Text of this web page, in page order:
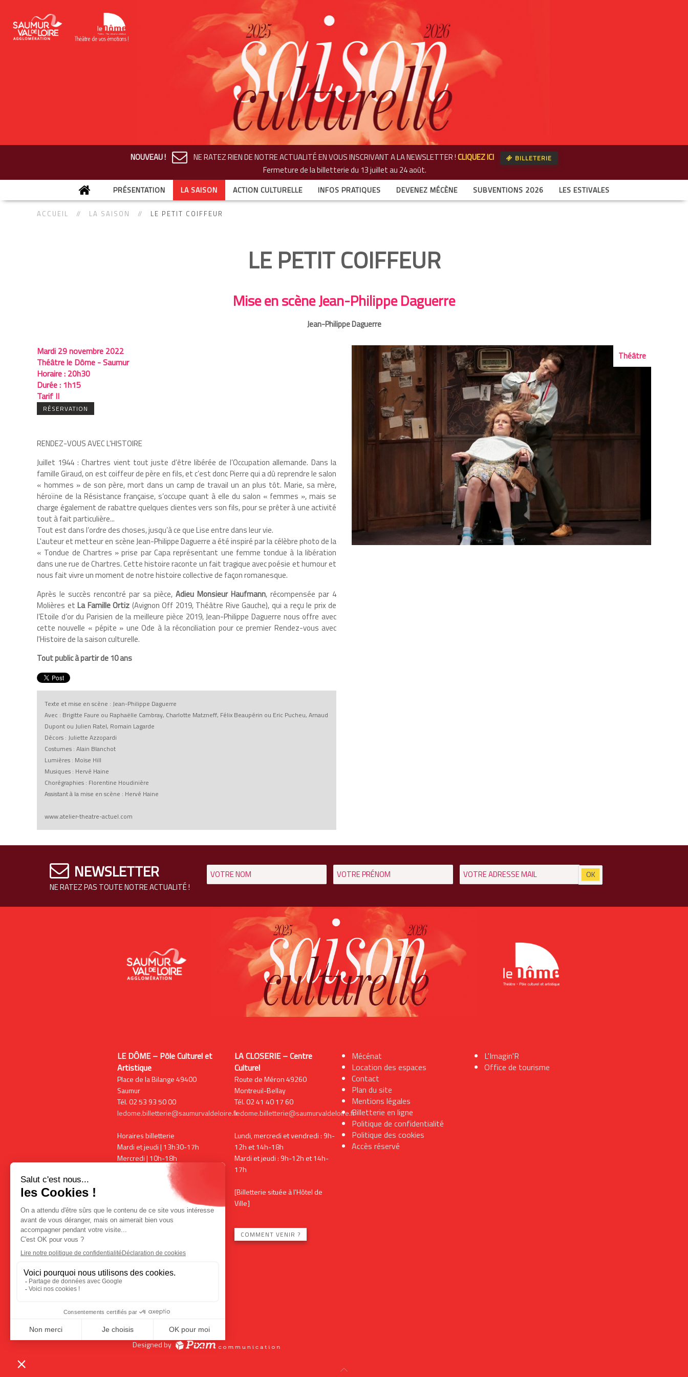
NOUVEAU ! NE RATEZ RIEN DE NOTRE ACTUALITÉ EN VOUS INSCRIVANT A LA NEWSLETTER !CLIQUEZ ICI BILLETERIE
Fermeture de la billetteriedu 13 juillet au 24 août.
PRÉSENTATION LA SAISON ACTION CULTURELLE INFOS PRATIQUES DEVENEZ MÉCÈNE SUBVENTIONS 2026 LES ESTIVALES
ACCUEIL LA SAISON LE PETIT COIFFEUR
LE PETIT COIFFEUR
Mise en scène Jean-Philippe Daguerre
Jean-Philippe Daguerre
Mardi 29 novembre 2022
Théâtre le Dôme - Saumur
Horaire : 20h30
Durée : 1h15
Tarif II
RÉSERVATION
RENDEZ-VOUS AVEC L'HISTOIRE
Juillet 1944 : Chartres vient tout juste d’être libérée de l’Occupation allemande. Dans la
famille Giraud, on est coiffeur de père en fils, et c’est donc Pierre qui a dû reprendre le salon
« hommes » de son père, mort dans un camp de travail un an plus tôt. Marie, sa mère,
héroïne de la Résistance française, s’occupe quant à elle du salon « femmes », mais se
charge également de rabattre quelques clientes vers son fils, pour se prêter à une activité
tout à fait particulière...
Tout est dans l’ordre des choses, jusqu’à ce que Lise entre dans leur vie.
L'auteur et metteur en scène Jean-Philippe Daguerre a été inspiré par la célèbre photo de la
« Tondue de Chartres » prise par Capa représentant une femme tondue à la libération
dans une rue de Chartres. Cette histoire raconte un fait tragique avec poésie et humour et
nous fait vivre un moment de notre histoire collective de façon romanesque.
Après le succès rencontré par sa pièce, Adieu Monsieur Haufmann, récompensée par 4
Molières et La Famille Ortiz (Avignon Off 2019, Théâtre Rive Gauche), qui a reçu le prix de
l’Etoile d’or du Parisien de la meilleure pièce 2019, Jean-Philippe Daguerre nous offre avec
cette nouvelle « pépite » une Ode à la réconciliation pour ce premier Rendez-vous avec
l'Histoire de la saison culturelle.
Tout public à partir de 10 ans
Texte et mise en scène : Jean-Philippe Daguerre
Avec : Brigitte Faure ou Raphaëlle Cambray, Charlotte Matzneff, Félix Beaupérin ou Eric Pucheu, Arnaud
Dupont ou Julien Ratel, Romain Lagarde
Décors : Juliette Azzopardi
Costumes : Alain Blanchot
Lumières : Moïse Hill
Musiques : Hervé Haine
Chorégraphies : Florentine Houdinière
Assistant à la mise en scène : Hervé Haine
www.atelier-theatre-actuel.com
Théâtre
NEWSLETTER
NE RATEZ PAS TOUTE NOTRE ACTUALITÉ !
LE DÔME – Pôle Culturel et
Artistique
Place de la Bilange 49400
Saumur
Tél. 02 53 93 50 00
ledome.billetterie@saumurvaldeloire.fr
Horaires billetterie
Mardi et jeudi | 13h30-17h
Mercredi | 10h-18h
Vendredi | 13h30-17h
Horaires expositions
Mardi, vendredi et samedi | 15h-
18h00
Mercredi | 10h-18h
spectacles
LA CLOSERIE – Centre
Culturel
Route de Méron 49260
Montreuil-Bellay
Tél. 02 41 40 17 60
ledome.billetterie@saumurvaldeloire.fr
Lundi, mercredi et vendredi : 9h-
12h et 14h-18h
Mardi et jeudi : 9h-12h et 14h-
17h
[Billetterie située à l'Hôtel de
Ville]
COMMENT VENIR ?
Mécénat
Location des espaces
Contact
Plan du site
Mentions légales
Billetterie en ligne
Politique de confidentialité
Politique des cookies
Accès réservé
L'Imagin'R
Office de tourisme
Designed by